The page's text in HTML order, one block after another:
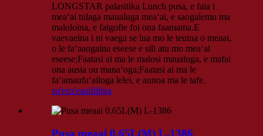
LONGSTAR palasitika Lunch pusa, e faia i
meaʻai tulaga maualuga meaʻai, e saogalemu ma
maloloina, e faigofie foi ona faamama.E
vaevaeina i ni vaega se lua mo le teuina o meaai,
o le faʻaaogaina eseese e sili atu mo meaʻai
eseese;Faatasi ai ma le malosi maualuga, e mafai
ona ausia ou manaʻoga;Faatasi ai ma le
faʻamaufaʻailoga lelei, e aunoa ma le tafe.
su'esu'eauiliiliga
Pusa meaai 0.65L(M) L-1386